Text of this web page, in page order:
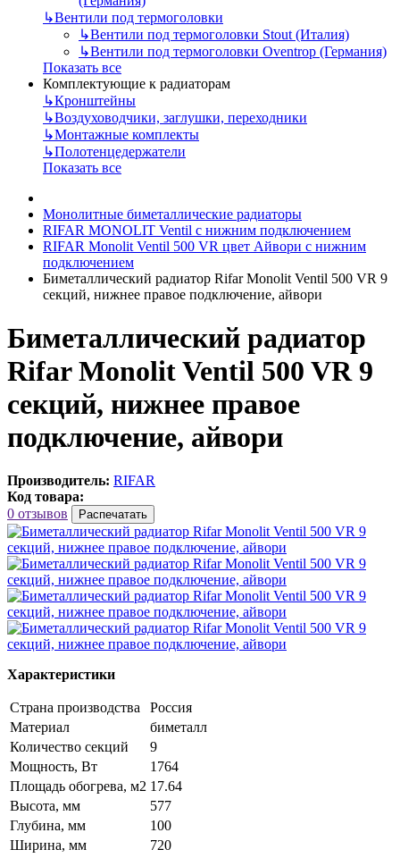
↳Вентили под термоголовки
↳Вентили под термоголовки Stout (Италия)
↳Вентили под термоголовки Oventrop (Германия)
Показать все
Комплектующие к радиаторам
↳Кронштейны
↳Воздуховодчики, заглушки, переходники
↳Монтажные комплекты
↳Полотенцедержатели
Показать все
Монолитные биметаллические радиаторы
RIFAR MONOLIT Ventil с нижним подключением
RIFAR Monolit Ventil 500 VR цвет Айвори с нижним
подключением
Биметаллический радиатор Rifar Monolit Ventil 500 VR 9
секций, нижнее правое подключение, айвори
Биметаллический радиатор
Rifar Monolit Ventil 500 VR 9
секций, нижнее правое
подключение, айвори
Производитель: RIFAR
Код товара:
0 отзывов
Распечатать
Характеристики
Страна производства
Россия
Материал
биметалл
Количество секций
9
Мощность, Вт
1764
Площадь обогрева, м2 17.64
Высота, мм
577
Глубина, мм
100
Ширина, мм
720